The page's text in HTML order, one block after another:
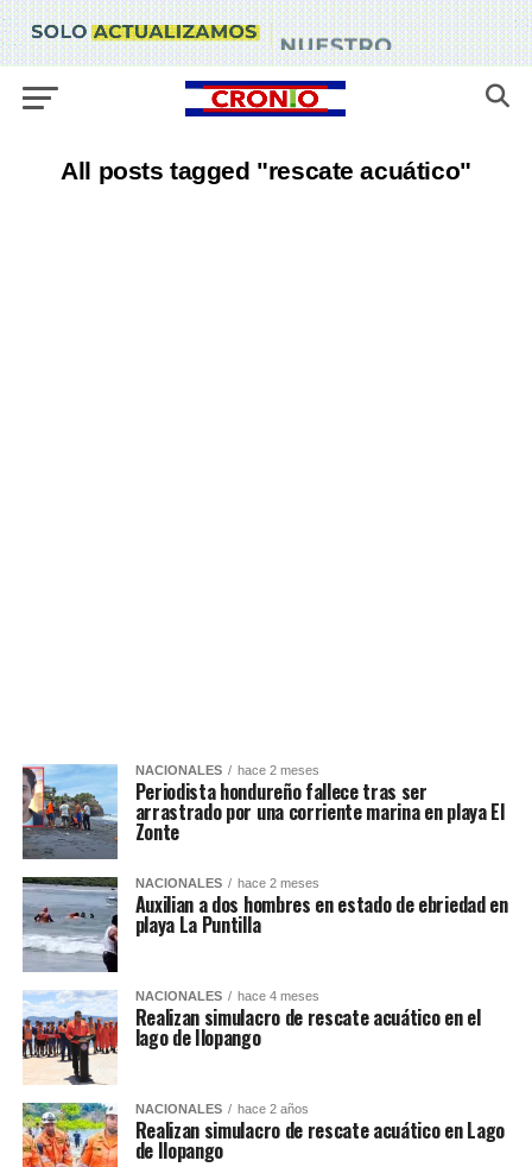
All posts tagged "rescate acuático"
NACIONALES hace 2 meses
Periodista hondureño fallece tras ser
arrastrado por una corriente marina en playa El
Zonte
NACIONALES hace 2 meses
Auxilian a dos hombres en estado de ebriedad en
playa La Puntilla
NACIONALES hace 4 meses
Realizan simulacro de rescate acuático en el
lago de Ilopango
NACIONALES hace 2 años
Realizan simulacro de rescate acuático en Lago
de Ilopango